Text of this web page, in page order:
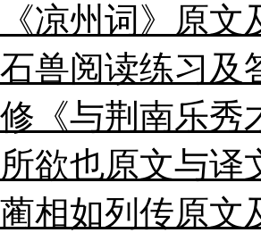
凉州词》原文
兽阅读练习及
《与荆南乐秀
欲也原文与译
相如列传原文